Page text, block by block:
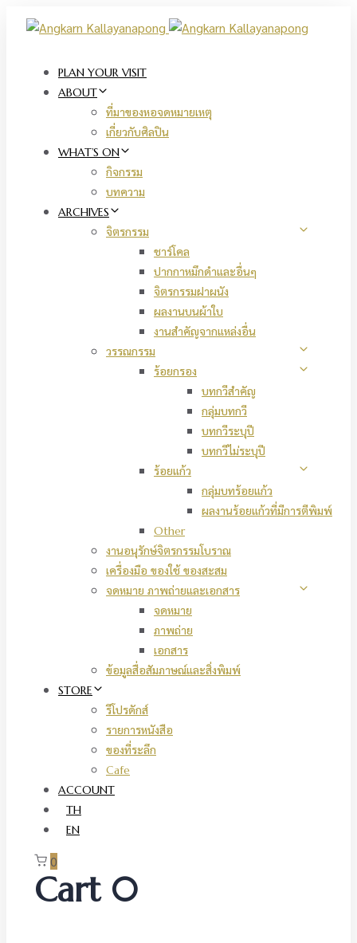
Skip
links
Skip
navigationPLAN YOUR VISIT
ABOUT
ที่มาของหอจดหมายเหตุ
เกี่ยวกับศิลปิน
WHAT’S ON
กิจกรรม
บทความ
ARCHIVES
จิตรกรรม
ชาร์โคล
ปากกาหมึกดำและอื่นๆ
จิตรกรรมฝาผนัง
ผลงานบนผ้าใบ
งานสำคัญจากแหล่งอื่น
วรรณกรรม
ร้อยกรอง
บทกวีสำคัญ
กลุ่มบทกวี
บทกวีระบุปี
บทกวีไม่ระบุปี
ร้อยแก้ว
กลุ่มบทร้อยแก้ว
ผลงานร้อยแก้วที่มีการตีพิมพ์
Other
งานอนุรักษ์จิตรกรรมโบราณ
เครื่องมือ ของใช้ ของสะสม
จดหมาย ภาพถ่ายและเอกสาร
จดหมาย
ภาพถ่าย
เอกสาร
ข้อมูลสื่อสัมภาษณ์และสิ่งพิมพ์
STORE
รีโปรดักส์
รายการหนังสือ
ของที่ระลึก
Cafe
ACCOUNT
TH
EN
0
Cart 0